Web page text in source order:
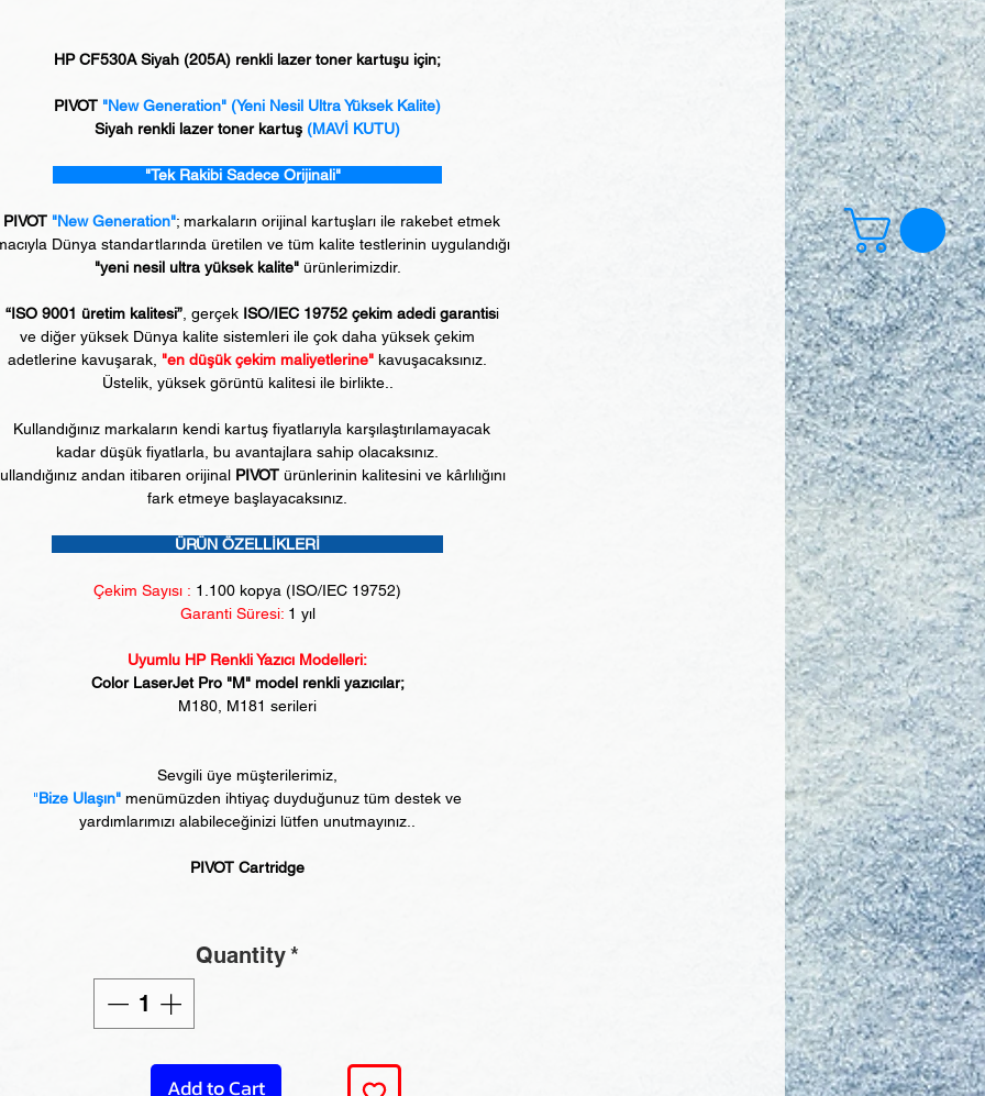
HP CF530A Siyah (205A) renkli lazer toner kartuşu için;
PIVOT "New Generation" (Yeni Nesil Ultra Yüksek Kalite)
Siyah renkli lazer toner kartuş (MAVİ KUTU)
"Tek Rakibi Sadece Orijinali"
PIVOT "New Generation"; markaların orijinal kartuşları ile rakebet etmek
Dünya standartlarında üretilen ve tüm kalite testlerinin uygulandığı
"yeni nesil ultra yüksek kalite"ürünlerimizdir.
“ISO 9001 üretim kalitesi”, gerçekISO/IEC 19752 çekim adedi garantisi
ve diğer yüksek Dünya kalite sistemleri ile çok daha yüksek çekim
adetlerine kavuşarak, "en düşük çekim maliyetlerine" kavuşacaksınız.
Üstelik, yüksek görüntü kalitesi ile birlikte..
Kullandığınız markaların kendi kartuş fiyatlarıyla karşılaştırılamayacak
kadar düşük fiyatlarla, bu avantajlara sahip olacaksınız.
andan itibaren orijinal PIVOTürünlerinin kalitesini ve kârlılığını
fark etmeye başlayacaksınız.
ÜRÜN ÖZELLİKLERİ
Çekim Sayısı : 1 .100 kopya (ISO/IEC 19752)
Garanti Süresi:1 yıl
Uyumlu HP Renkli Yazıcı Modelleri:
Color LaserJet Pro "M" model renkli yazıcılar;
M180, M181 serileri
Sevgili üye müşterilerimiz,
"Bize Ulaşın" menümüzden ihtiyaç duyduğunuz tüm destek ve
yardımlarımızı alabileceğinizi lütfen unutmayınız..
PIVOT Cartridge
Quantity*
Add to Cart